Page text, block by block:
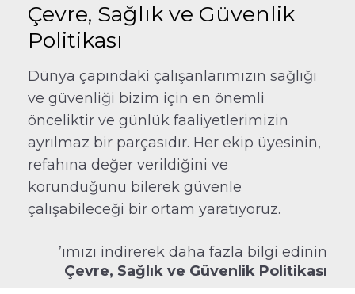
Çevre, Sağlık ve Güvenlik
Politikası
Dünya çapındaki çalışanlarımızın sağlığı
ve güvenliği bizim için en önemli
önceliktir ve günlük faaliyetlerimizin
ayrılmaz bir parçasıdır. Her ekip üyesinin,
refahına değer verildiğini ve
korunduğunu bilerek güvenle
çalışabileceği bir ortam yaratıyoruz.
’ımızı indirerek daha fazla bilgi edinin
Çevre, Sağlık ve Güvenlik Politikası